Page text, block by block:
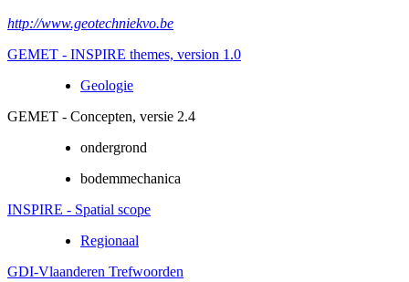
http://www.geotechniekvo.be
GEMET - INSPIRE themes, version 1.0
Geologie
GEMET - Concepten, versie 2.4
ondergrond
bodemmechanica
INSPIRE - Spatial scope
Regionaal
GDI-Vlaanderen Trefwoorden